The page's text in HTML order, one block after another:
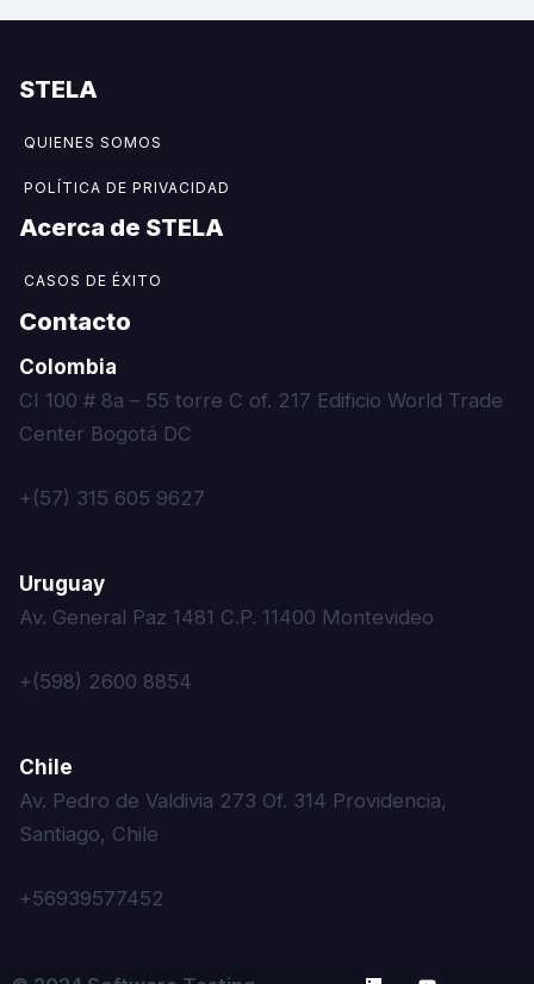
STELA
QUIENES SOMOS
POLÍTICA DE PRIVACIDAD
Acerca de STELA​
CASOS DE ÉXITO
Contacto
Colombia
CI 100 # 8a – 55 torre C of. 217 Edificio World Trade
Center Bogotá DC
+(57) 315 605 9627
Uruguay
Av. General Paz 1481 C.P. 11400 Montevideo
+(598) 2600 8854
Chile
Av. Pedro de Valdivia 273 Of. 314 Providencia,
Santiago, Chile
+56939577452‬